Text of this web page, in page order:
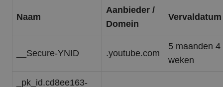
Naam
Aanbieder /
Domein
Vervaldatum
__Secure-YNID .youtube.com
5 maanden 4
weken
_pk_id.cd8ee163-